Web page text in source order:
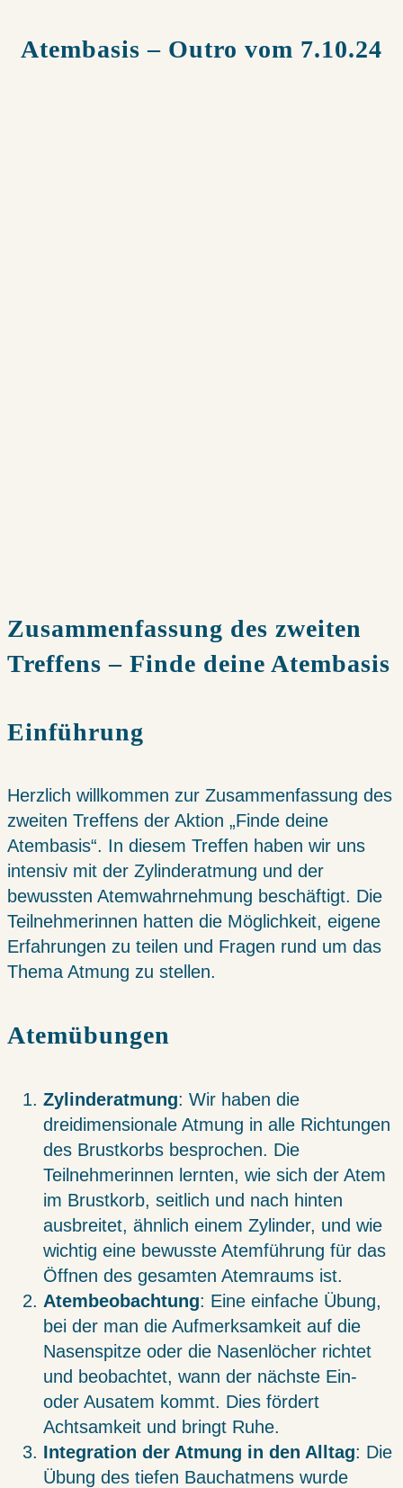
Atembasis – Outro vom 7.10.24
Zusammenfassung des zweiten
Treffens – Finde deine Atembasis
Einführung
Herzlich willkommen zur Zusammenfassung des
zweiten Treffens der Aktion „Finde deine
Atembasis“. In diesem Treffen haben wir uns
intensiv mit der Zylinderatmung und der
bewussten Atemwahrnehmung beschäftigt. Die
Teilnehmerinnen hatten die Möglichkeit, eigene
Erfahrungen zu teilen und Fragen rund um das
Thema Atmung zu stellen.
Atemübungen
Zylinderatmung: Wir haben die
dreidimensionale Atmung in alle Richtungen
des Brustkorbs besprochen. Die
Teilnehmerinnen lernten, wie sich der Atem
im Brustkorb, seitlich und nach hinten
ausbreitet, ähnlich einem Zylinder, und wie
wichtig eine bewusste Atemführung für das
Öffnen des gesamten Atemraums ist.
Atembeobachtung: Eine einfache Übung,
bei der man die Aufmerksamkeit auf die
Nasenspitze oder die Nasenlöcher richtet
und beobachtet, wann der nächste Ein-
oder Ausatem kommt. Dies fördert
Achtsamkeit und bringt Ruhe.
Integration der Atmung in den Alltag: Die
Übung des tiefen Bauchatmens wurde